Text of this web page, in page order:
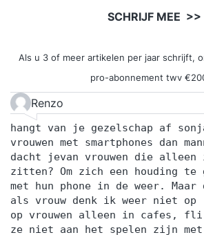
SCHRIJF MEE >>
Als u 3 of meer artikelen per jaar schrijft,
pro-abonnement twv
Renzo
hangt van je gezelschap af
vrouwen met smartphones dan
dacht jevan vrouwen die alleen
zitten? Om zich een houding te
met hun phone in de weer.
als vrouw denk ik weer niet
op vrouwen alleen in cafes,
ze niet aan het spelen zijn met